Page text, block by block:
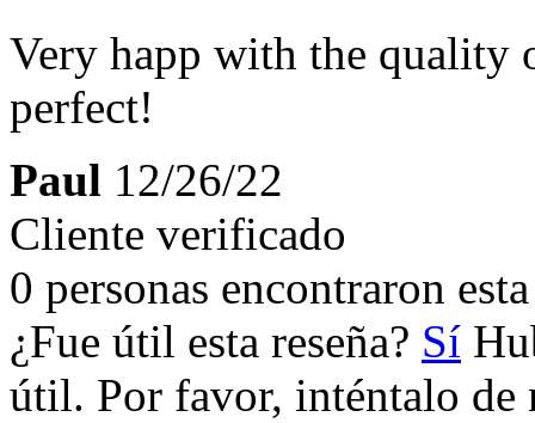
Very happ with the quality
perfect!
Paul 12/26/22
Cliente verificado
0 personas encontraron
¿Fue útil esta reseña? Sí
útil. Por favor, inténtalo de